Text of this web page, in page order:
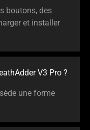
boutons, des
et installer
V3 Pro ?
une forme